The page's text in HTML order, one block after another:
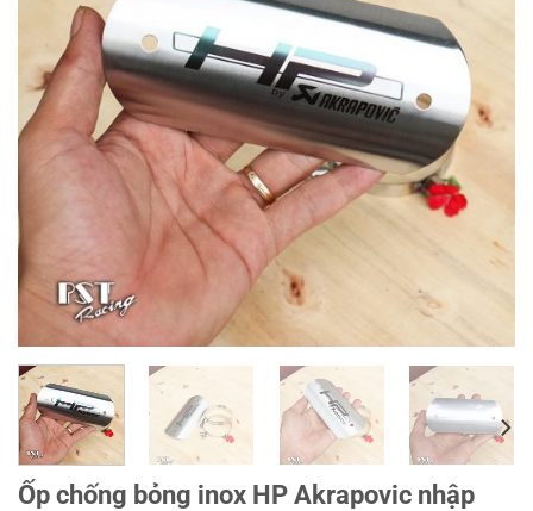
Ốp chống bỏng inox HP Akrapovic nhập